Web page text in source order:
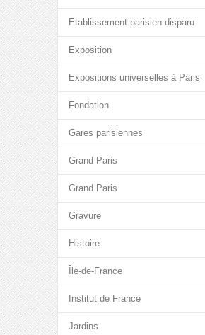
Etablissement parisien disparu
Exposition
Expositions universelles à Paris
Fondation
Gares parisiennes
Grand Paris
Grand Paris
Gravure
Histoire
Île-de-France
Institut de France
Jardins